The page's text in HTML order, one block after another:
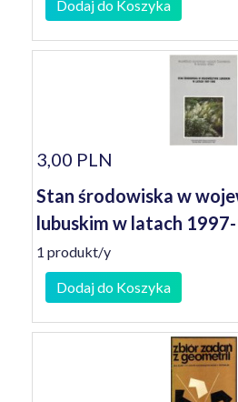
Dodaj do Koszyka
3,00 PLN
Stan środowiska w
lubuskim w latach
1 produkt/y
Dodaj do Koszyka